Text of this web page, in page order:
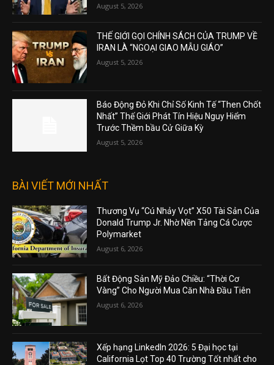
August 5, 2026
THẾ GIỚI GỌI CHÍNH SÁCH CỦA TRUMP VỀ
IRAN LÀ “NGOẠI GIAO MẪU GIÁO”
August 5, 2026
Báo Động Đỏ Khi Chỉ Số Kinh Tế “Then Chốt
Nhất” Thế Giới Phát Tín Hiệu Nguy Hiểm
Trước Thềm bầu Cử Giữa Kỳ
August 5, 2026
BÀI VIẾT MỚI NHẤT
Thương Vụ “Cú Nhảy Vọt” X50 Tài Sản Của
Donald Trump Jr. Nhờ Nền Tảng Cá Cược
Polymarket
August 6, 2026
Bất Động Sản Mỹ Đảo Chiều: “Thời Cơ
Vàng” Cho Người Mua Căn Nhà Đầu Tiên
August 6, 2026
Xếp hạng LinkedIn 2026: 5 Đại học tại
California Lọt Top 40 Trường Tốt nhất cho